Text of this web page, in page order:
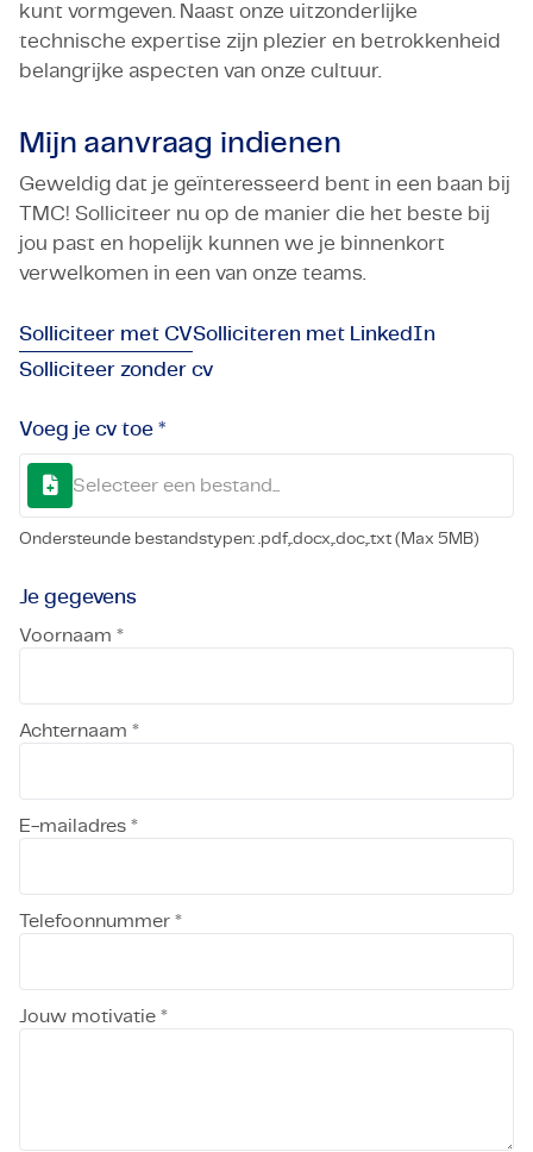
kunt vormgeven. Naast onze uitzonderlijke
technische expertise zijn plezier en betrokkenheid
belangrijke aspecten van onze cultuur.
Mijn aanvraag indienen
Geweldig dat je geïnteresseerd bent in een baan bij
TMC! Solliciteer nu op de manier die het beste bij
jou past en hopelijk kunnen we je binnenkort
verwelkomen in een van onze teams.
Solliciteer met CVSolliciteren met LinkedIn
Solliciteer zonder cv
Voeg je cv toe *
Selecteer een bestand...
Ondersteunde bestandstypen: .pdf,.docx,.doc,.txt (Max 5MB)
Je gegevens
Voornaam *
Achternaam *
E-mailadres *
Telefoonnummer *
Jouw motivatie *